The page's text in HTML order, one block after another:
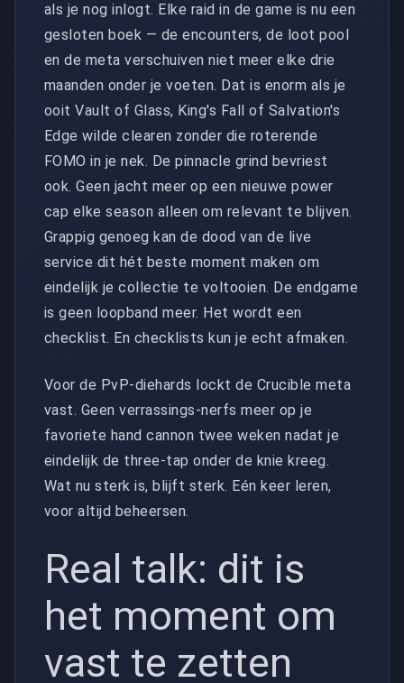
als je nog inlogt. Elke raid in de game is nu een
gesloten boek — de encounters, de loot pool
en de meta verschuiven niet meer elke drie
maanden onder je voeten. Dat is enorm als je
ooit Vault of Glass, King's Fall of Salvation's
Edge wilde clearen zonder die roterende
FOMO in je nek. De pinnacle grind bevriest
ook. Geen jacht meer op een nieuwe power
cap elke season alleen om relevant te blijven.
Grappig genoeg kan de dood van de live
service dit hét beste moment maken om
eindelijk je collectie te voltooien. De endgame
is geen loopband meer. Het wordt een
checklist. En checklists kun je echt afmaken.
Voor de PvP-diehards lockt de Crucible meta
vast. Geen verrassings-nerfs meer op je
favoriete hand cannon twee weken nadat je
eindelijk de three-tap onder de knie kreeg.
Wat nu sterk is, blijft sterk. Eén keer leren,
voor altijd beheersen.
Real talk: dit is
het moment om
vast te zetten